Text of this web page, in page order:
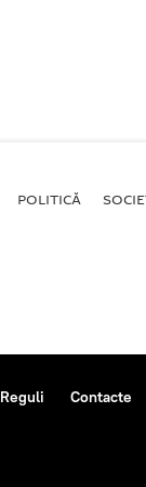
POLITICĂ
Reguli Contacte